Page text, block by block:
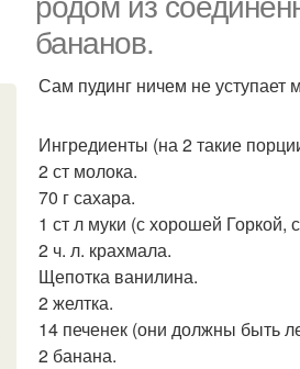
родом из
бананов.
Сам пудинг ничем не уступает
Ингредиенты (на 2 такие
2 ст молока.
70 г сахара.
1 ст л муки (с хорошей Горкой,
2 ч. л. крахмала.
Щепотка ванилина.
2 желтка.
14 печенек (они должны быть
2 банана.